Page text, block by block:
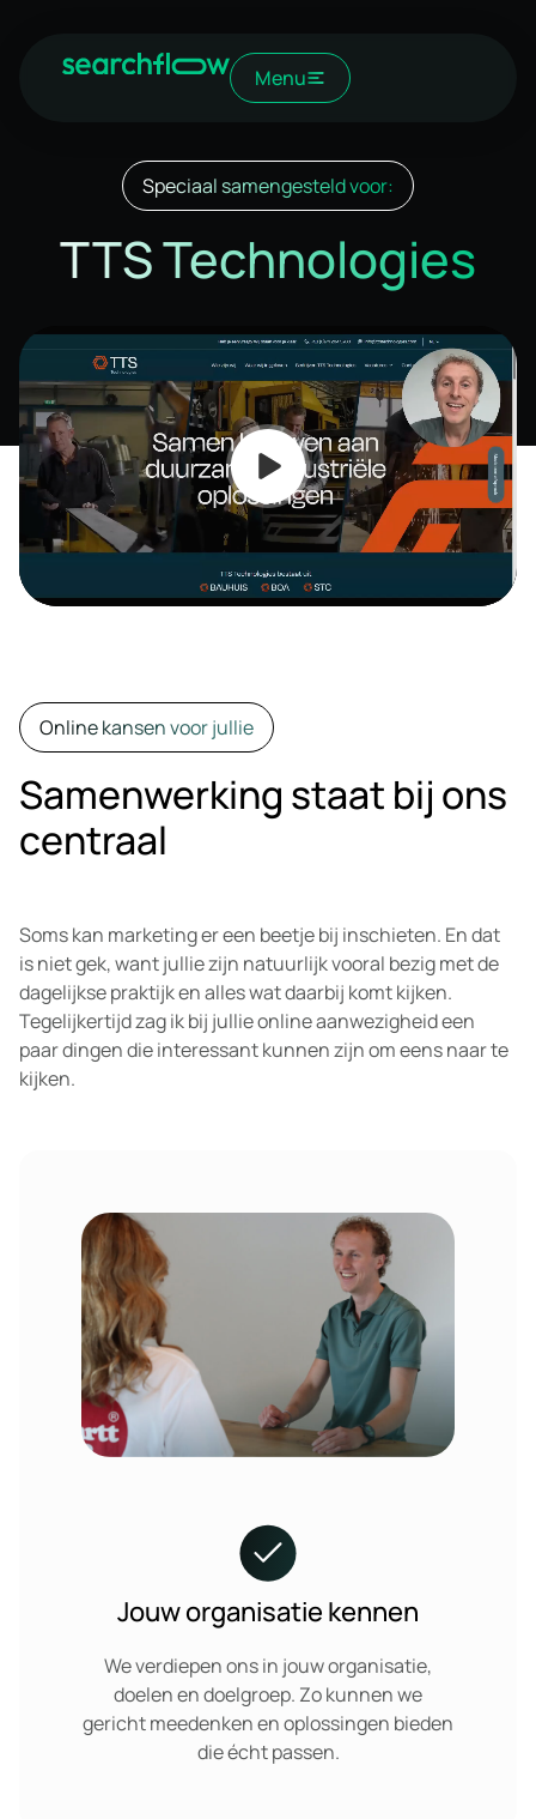
Menu
Speciaal samengesteld voor:
TTS Technologies
Online kansen voor jullie
Samenwerking staat bij ons
centraal
Soms kan marketing er een beetje bij inschieten. En dat
is niet gek, want jullie zijn natuurlijk vooral bezig met de
dagelijkse praktijk en alles wat daarbij komt kijken.
Tegelijkertijd zag ik bij jullie online aanwezigheid een
paar dingen die interessant kunnen zijn om eens naar te
kijken.
Jouw organisatie kennen
We verdiepen ons in jouw organisatie,
doelen en doelgroep. Zo kunnen we
gericht meedenken en oplossingen bieden
die écht passen.